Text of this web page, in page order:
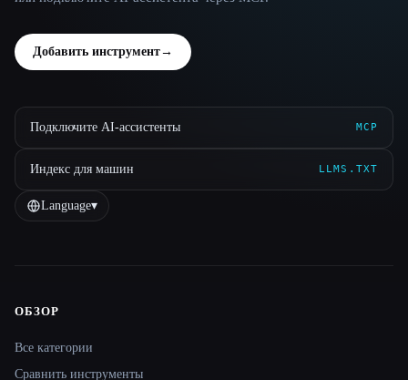
Добавить инструмент→
Подключите AI-ассистенты MCP
Индекс для машин LLMS.TXT
Language▾
Site navigation
ОБЗОР
Все категории
Сравнить инструменты